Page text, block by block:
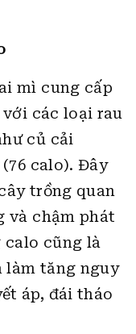
mì cung cấp
với các loại rau
củ cải
calo). Đây
trồng quan
và chậm phát
calo cũng là
làm tăng nguy
áp, đái tháo